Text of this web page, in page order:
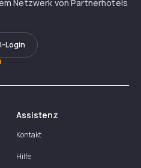
Netzwerk von Partnerhotels
Login
Assistenz
Kontakt
Hilfe